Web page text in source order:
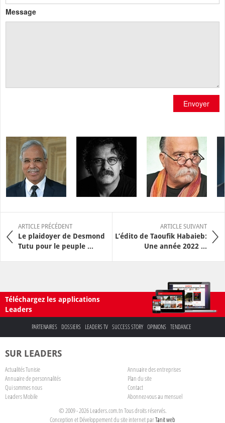
Message
Envoyer
ARTICLE PRÉCÉDENT
Le plaidoyer de Desmond
Tutu pour le peuple ...
ARTICLE SUIVANT
L’édito de Taoufik Habaieb:
Une année 2022 ...
Téléchargez les applications
Leaders
PARTENAIRES DOSSIERS LEADERS TV SUCCESS STORY OPINIONS TENDANCE
SUR LEADERS
Actualités Tunisie
Annuaire des entreprises
Annuaire de personnalités
Plan du site
Qui sommes nous
Contact
Leaders Mobile
Abonnez-vous au mensuel
© 2009 - 2026 Leaders.com.tn Tous droits réservés.
Conception et Développement du site internet parTanit web